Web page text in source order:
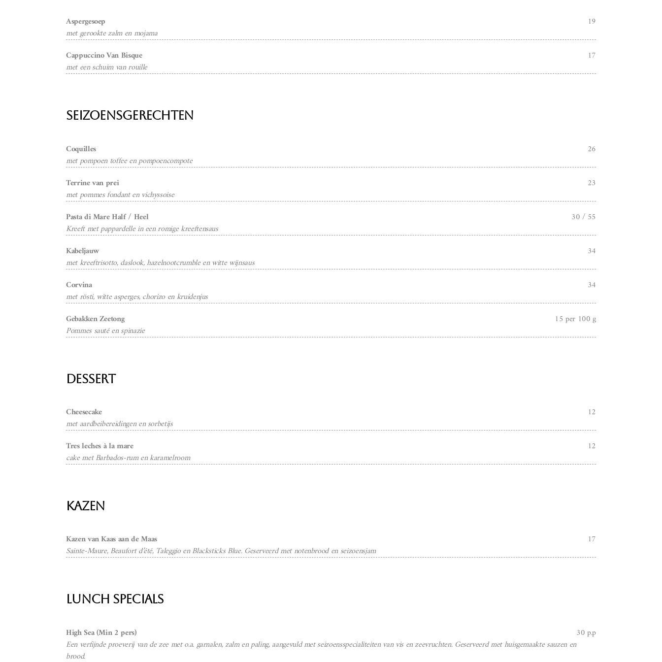
19
Aspergesoep
met gerookte zalm en mojama
17
Cappuccino Van Bisque
met een schuim van rouille
Seizoensgerechten
26
Coquilles
met pompoen toffee en pompoencompote
23
Terrine van prei
met pommes fondant en vichyssoise
30 / 55
Pasta di Mare Half / Heel
Kreeft met pappardelle in een romige kreeftensaus
34
Kabeljauw
met kreeftrisotto, daslook, hazelnootcrumble en witte wijnsaus
34
Corvina
met rösti, witte asperges, chorizo en kruidenjus
15 per 100 g
Gebakken Zeetong
Pommes sauté en spinazie
Dessert
12
Cheesecake
met aardbeibereidingen en sorbetijs
12
Tres leches à la mare
cake met Barbados-rum en karamelroom
Kazen
17
Kazen van Kaas aan de Maas
Sainte-Maure, Beaufort d’été, Taleggio en Blacksticks Blue. Geserveerd met notenbrood en seizoensjam
Lunch specials
30 p.p
High Sea (Min 2 pers)
Een verfijnde proeverij van de zee met o.a. garnalen, zalm en paling, aangevuld met seizoensspecialiteiten van vis en zeevruchten. Geserveerd met huisgemaakte sauzen en
brood.